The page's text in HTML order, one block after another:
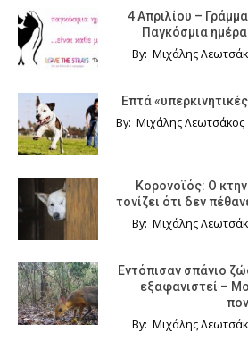
4 Απριλίου –
Παγκόσμια
By: Μιχάλης
Επτά
By: Μιχάλης Λεωτσάκος
Κορονοϊός: Ο
τονίζει ότι δεν
By: Μιχάλης
Εντόπισαν σπάνιο
εξαφανιστεί –
By: Μιχάλης